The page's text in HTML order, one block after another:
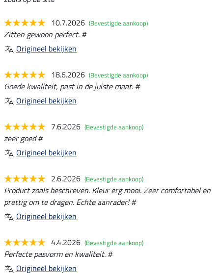
10.7.2026 (Bevestigde aankoop)
Zitten gewoon perfect. #
Origineel bekijken
18.6.2026 (Bevestigde aankoop)
Goede kwaliteit, past in de juiste maat. #
Origineel bekijken
7.6.2026 (Bevestigde aankoop)
zeer goed #
Origineel bekijken
2.6.2026 (Bevestigde aankoop)
Product zoals beschreven. Kleur erg mooi. Zeer comfortabel en
prettig om te dragen. Echte aanrader! #
Origineel bekijken
4.4.2026 (Bevestigde aankoop)
Perfecte pasvorm en kwaliteit. #
Origineel bekijken